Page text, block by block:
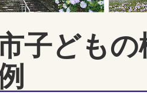
子ども